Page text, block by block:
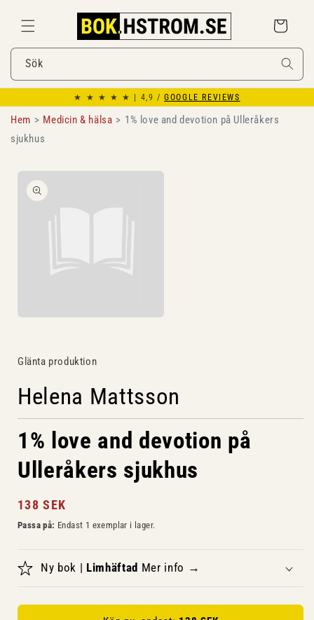
innehåll
Varukorg
Sök
★ ★ ★ ★ ★ | 4,9 /GOOGLE REVIEWS
Hem Medicin & hälsa
1% love and devotion på Ulleråkers
sjukhus
vidare till
modalfönster
Glänta produktion
Helena Mattsson
1% love and devotion på
Ulleråkers sjukhus
Ordinarie
pris
138 SEK
Passa på: Endast 1 exemplar i lager.
Ny bok | Limhäftad Mer info →